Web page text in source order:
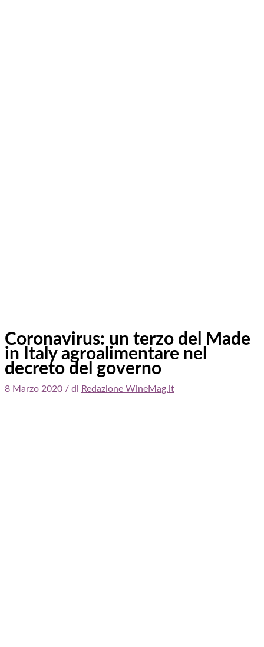
Coronavirus: un terzo del Made
in Italy agroalimentare nel
decreto del governo
8 Marzo 2020 / di Redazione WineMag.it